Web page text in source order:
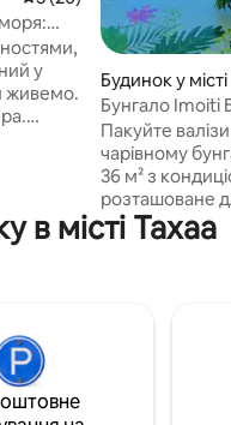
у
живемо.
Будинок у
Бунгало Imoiti
BAY Lodge
Пакуйте
чарівному
36 м² з
розташоване
островом
надішлемо
ви забронюєте
в місті Тахаа